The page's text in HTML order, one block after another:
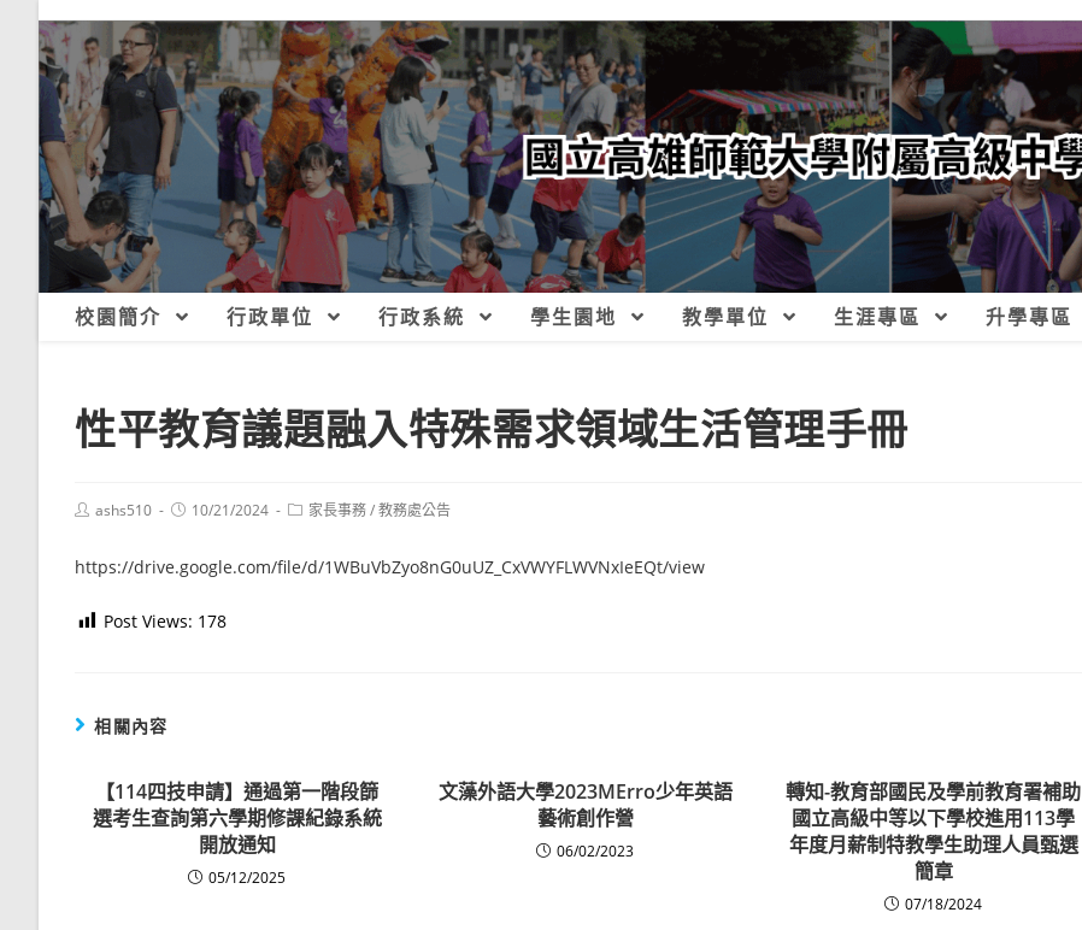
校園簡介 行政單位 行政系統 學生園地 教學單位 生涯專區 升學專區
性平教育議題融入特殊需求領域生活管理手冊
Postashs510
Post10/21/2024
Post家長事務/教務處公告
https://drive.google.com/file/d/1WBuVbZyo8nG0uUZ_CxVWYFLWVNxIeEQt/view
Post Views: 178
相關內容
【114四技申請】通過第一階段篩
選考生查詢第六學期修課紀錄系統
開放通知
05/12/2025
文藻外語大學2023MErro少年英語
藝術創作營
06/02/2023
轉知-教育部國民及學前教育署補助
國立高級中等以下學校進用113學
年度月薪制特教學生助理人員甄選
簡章
07/18/2024